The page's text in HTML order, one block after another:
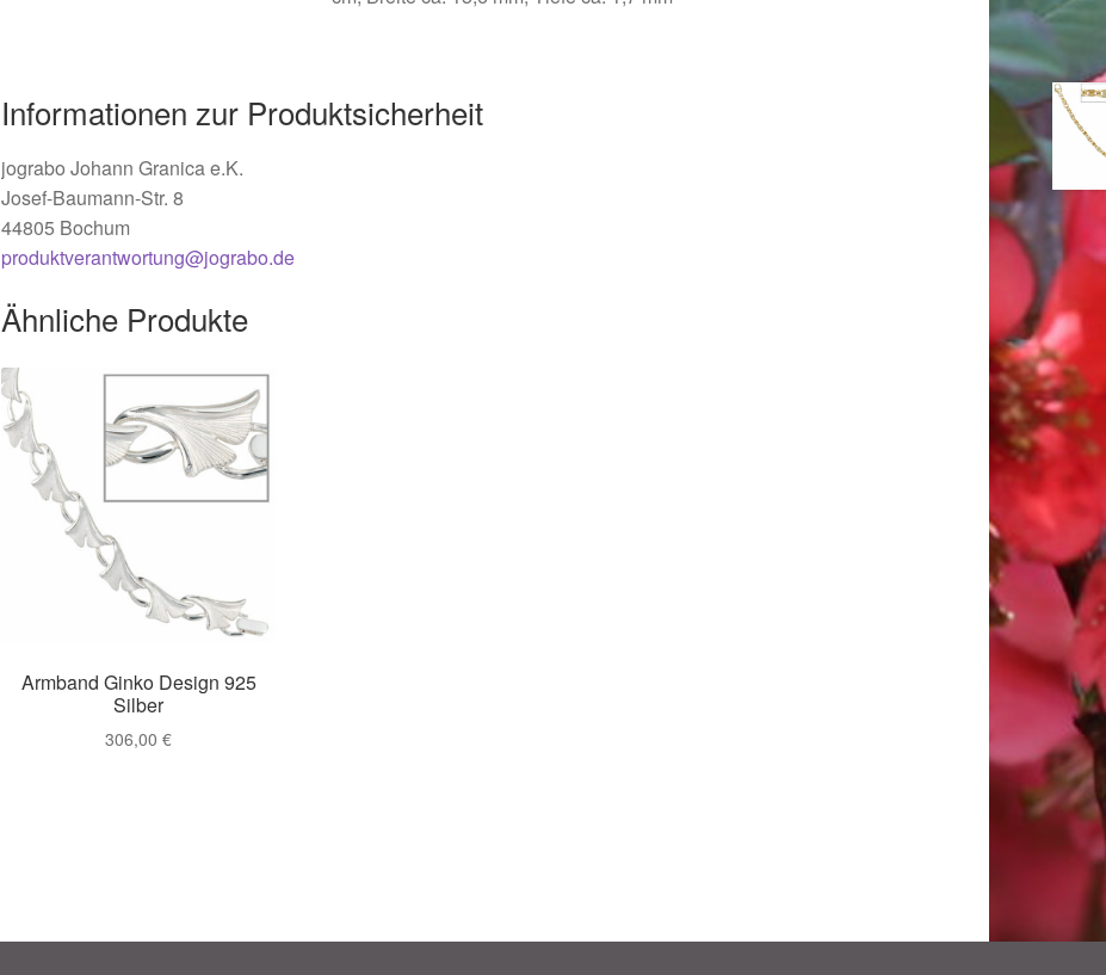
Informationen zur Produktsicherheit
jograbo Johann Granica e.K.
Josef-Baumann-Str. 8
44805 Bochum
produktverantwortung@jograbo.de
Ähnliche Produkte
Armband Ginko Design 925
Silber
306,00€